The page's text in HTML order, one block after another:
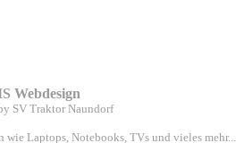
Webdesign
SV Traktor Naundorf
wie Laptops, Notebooks, TVs und vieles mehr...